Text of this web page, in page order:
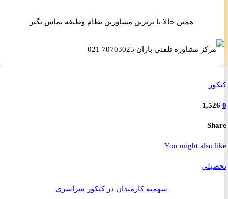
همین حالا با برترین مشاورین نظام وظیفه تماس بگیر
You might
سهمیه کارمندان در کنکور سراسری